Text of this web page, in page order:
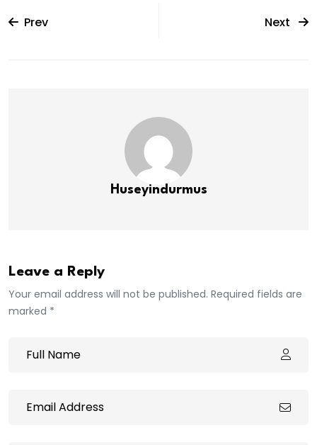
Prev Next
Huseyindurmus
Leave a Reply
Your email address will not be published. Required fields are
marked *